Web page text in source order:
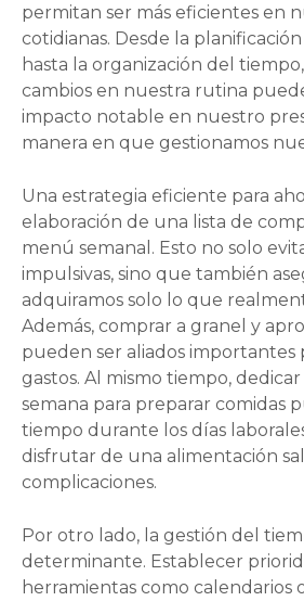
permitan ser más eficientes en
cotidianas. Desde la
hasta la organización del
cambios en nuestra rutina
impacto notable en nuestro
manera en que gestionamos
Una estrategia eficiente para
elaboración de una lista de
menú semanal. Esto no solo
impulsivas, sino que también
adquiramos solo lo que
Además, comprar a granel y
pueden ser aliados importantes
gastos. Al mismo tiempo,
semana para preparar comidas
tiempo durante los días
disfrutar de una alimentación
complicaciones.
Por otro lado, la gestión del
determinante. Establecer
herramientas como calendarios